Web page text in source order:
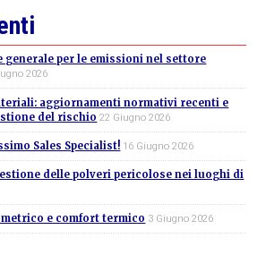
generale per le emissioni nel settore
2026
aggiornamenti normativi recenti e
del rischio 22 Giugno 2026
Sales Specialist! 16 Giugno 2026
delle polveri pericolose nei luoghi di
e comfort termico 3 Giugno 2026